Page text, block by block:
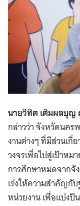
นายวิทิต เติมผลบุญ
กล่าวว่า จังหวัดนค
งานต่างๆ ที่มีส่วนเกี่
วงจรเพื่อไปสู่เป้าหม
การศึกษาหมดจากจั
เร่งให้ความสำคัญกั
หน่วยงาน เพื่อแบ่งปั